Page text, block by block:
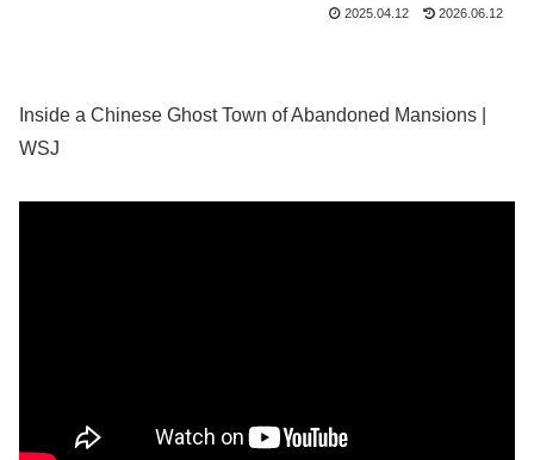
2025.04.12 2026.06.12
Inside a Chinese Ghost Town of Abandoned Mansions |
WSJ